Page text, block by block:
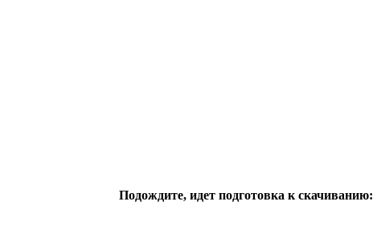
Подождите, идет подготовка к скачиванию: